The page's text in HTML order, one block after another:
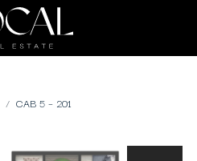
CAB 5 – 201